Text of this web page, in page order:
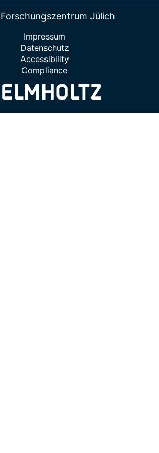
Jülich
Impressum
Datenschutz
Accessibility
Compliance